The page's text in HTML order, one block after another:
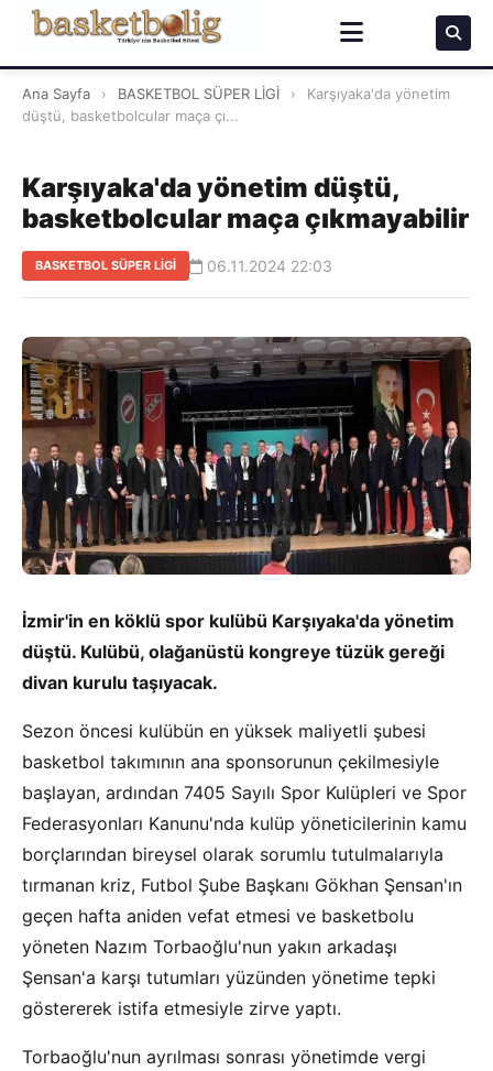
Ana Sayfa › BASKETBOL SÜPER LİGİ ›
Karşıyaka'da yönetim
düştü, basketbolcular maça çı...
Karşıyaka'da yönetim düştü,
basketbolcular maça çıkmayabilir
BASKETBOL SÜPER LİGİ 06.11.2024 22:03
İzmir'in en köklü spor kulübü Karşıyaka'da yönetim
düştü. Kulübü, olağanüstü kongreye tüzük gereği
divan kurulu taşıyacak.
Sezon öncesi kulübün en yüksek maliyetli şubesi
basketbol takımının ana sponsorunun çekilmesiyle
başlayan, ardından 7405 Sayılı Spor Kulüpleri ve Spor
Federasyonları Kanunu'nda kulüp yöneticilerinin kamu
borçlarından bireysel olarak sorumlu tutulmalarıyla
tırmanan kriz, Futbol Şube Başkanı Gökhan Şensan'ın
geçen hafta aniden vefat etmesi ve basketbolu
yöneten Nazım Torbaoğlu'nun yakın arkadaşı
Şensan'a karşı tutumları yüzünden yönetime tepki
göstererek istifa etmesiyle zirve yaptı.
Torbaoğlu'nun ayrılması sonrası yönetimde vergi